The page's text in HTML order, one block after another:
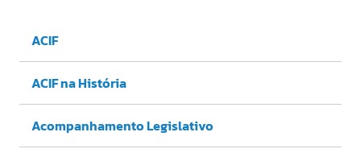
ACIF
ACIF na História
Acompanhamento Legislativo